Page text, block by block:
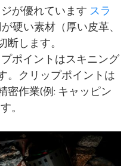
が優れています スラ
硬い素材（厚い皮革、
断します。
ポイントはスキニング
。クリップポイントは
密作業(例: キャッピン
。